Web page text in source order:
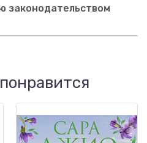
законодательством